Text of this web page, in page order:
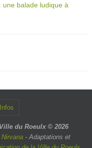
une balade ludique à
Infos
du Roeulx © 2026
Nirvana- Adaptations et